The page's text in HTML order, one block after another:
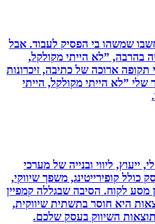
בי הפסיק לעבוד. אבל
”לא הייתי מקולקל,
ארוכה של כתיבה, זיכרונות
הייתי מקולקל, הייתי
ליווי ובנייה של מערכי
קופירייטינג, משפך שיווקי,
לקוח. הסיבה שבגללה קמפיין
חוסר בתשתית שיווקית,
השיווק בעסק שלכם.